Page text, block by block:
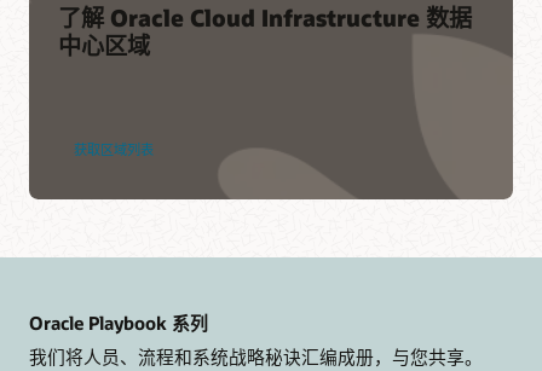
了解 Oracle Cloud Infrastructure 数据
中心区域
获取区域列表
Oracle Playbook 系列
我们将人员、流程和系统战略秘诀汇编成册，与您共享。